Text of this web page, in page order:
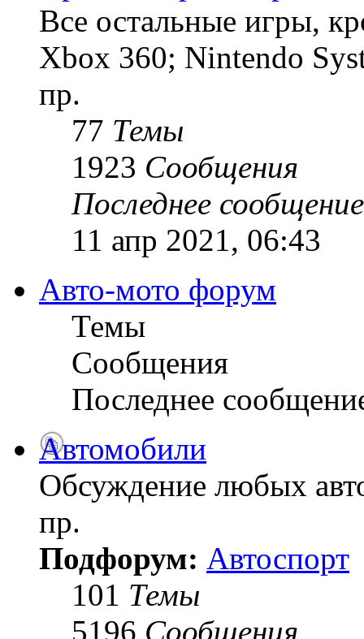
Все остальные игры,
Xbox 360; Nintendo
пр.
77 Темы
1923 Сообщения
Последнее сообщение
11 апр 2021, 06:43
Авто-мото форум
Темы
Сообщения
Последнее
Автомобили
Обсуждение любых
пр.
Подфорум: Автоспорт
101 Темы
5196 Сообщения